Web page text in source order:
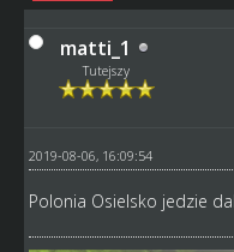
matti_1
Tutejszy
2019-08-06, 16:09:54
Polonia Osielsko jedzie